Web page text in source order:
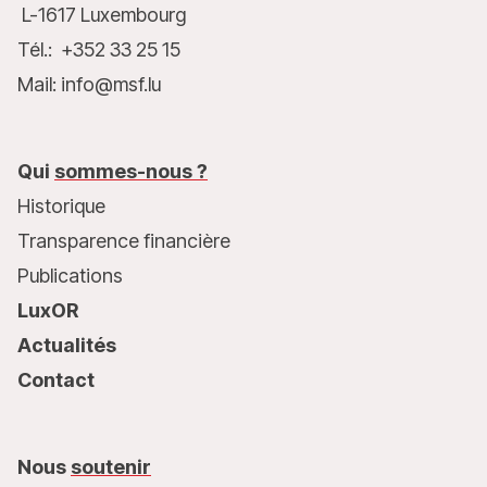
L-1617 Luxembourg
Tél.: +352 33 25 15
Mail: info@msf.lu
Qui sommes-nous ?
Historique
Transparence financière
Publications
LuxOR
Actualités
Contact
Nous soutenir